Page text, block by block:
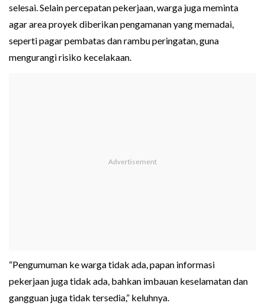
selesai. Selain percepatan pekerjaan, warga juga meminta
agar area proyek diberikan pengamanan yang memadai,
seperti pagar pembatas dan rambu peringatan, guna
mengurangi risiko kecelakaan.
“Pengumuman ke warga tidak ada, papan informasi
pekerjaan juga tidak ada, bahkan imbauan keselamatan dan
gangguan juga tidak tersedia,” keluhnya.